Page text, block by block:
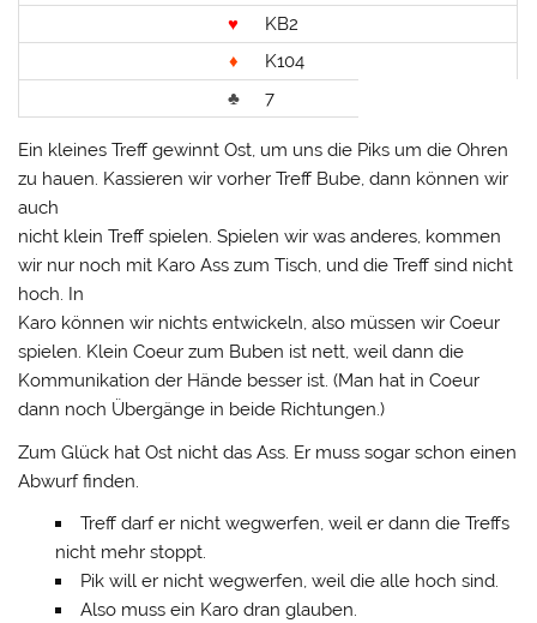
♥
KB2
♦
K104
♣
7
Ein kleines Treff gewinnt Ost, um uns die Piks um die Ohren
zu hauen. Kassieren wir vorher Treff Bube, dann können wir
auch
nicht klein Treff spielen. Spielen wir was anderes, kommen
wir nur noch mit Karo Ass zum Tisch, und die Treff sind nicht
hoch. In
Karo können wir nichts entwickeln, also müssen wir Coeur
spielen. Klein Coeur zum Buben ist nett, weil dann die
Kommunikation der Hände besser ist. (Man hat in Coeur
dann noch Übergänge in beide Richtungen.)
Zum Glück hat Ost nicht das Ass. Er muss sogar schon einen
Abwurf finden.
Treff darf er nicht wegwerfen, weil er dann die Treffs
nicht mehr stoppt.
Pik will er nicht wegwerfen, weil die alle hoch sind.
Also muss ein Karo dran glauben.